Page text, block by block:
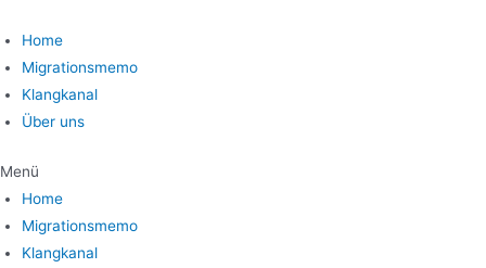
Home
Migrationsmemo
Klangkanal
Über uns
Menü
Home
Migrationsmemo
Klangkanal